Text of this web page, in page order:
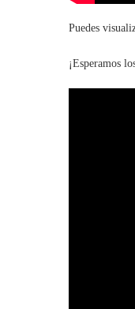
Puedes
¡Esperamos